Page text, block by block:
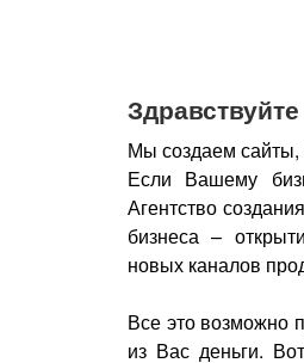
Мы создаем сайты,
Если Вашему
Агентство
бизнеса –
новых каналов
Все это возможно
из Вас деньги.